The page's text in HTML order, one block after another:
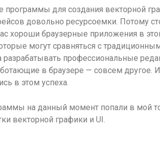
для создания векторной
довольно ресурсоемки. Потому
хороши браузерные приложения в
могут сравняться с
разрабатывать профессиональные
в браузере — совсем другое.
в этом успеха.
на данный момент попали в мой
векторной графики и UI.